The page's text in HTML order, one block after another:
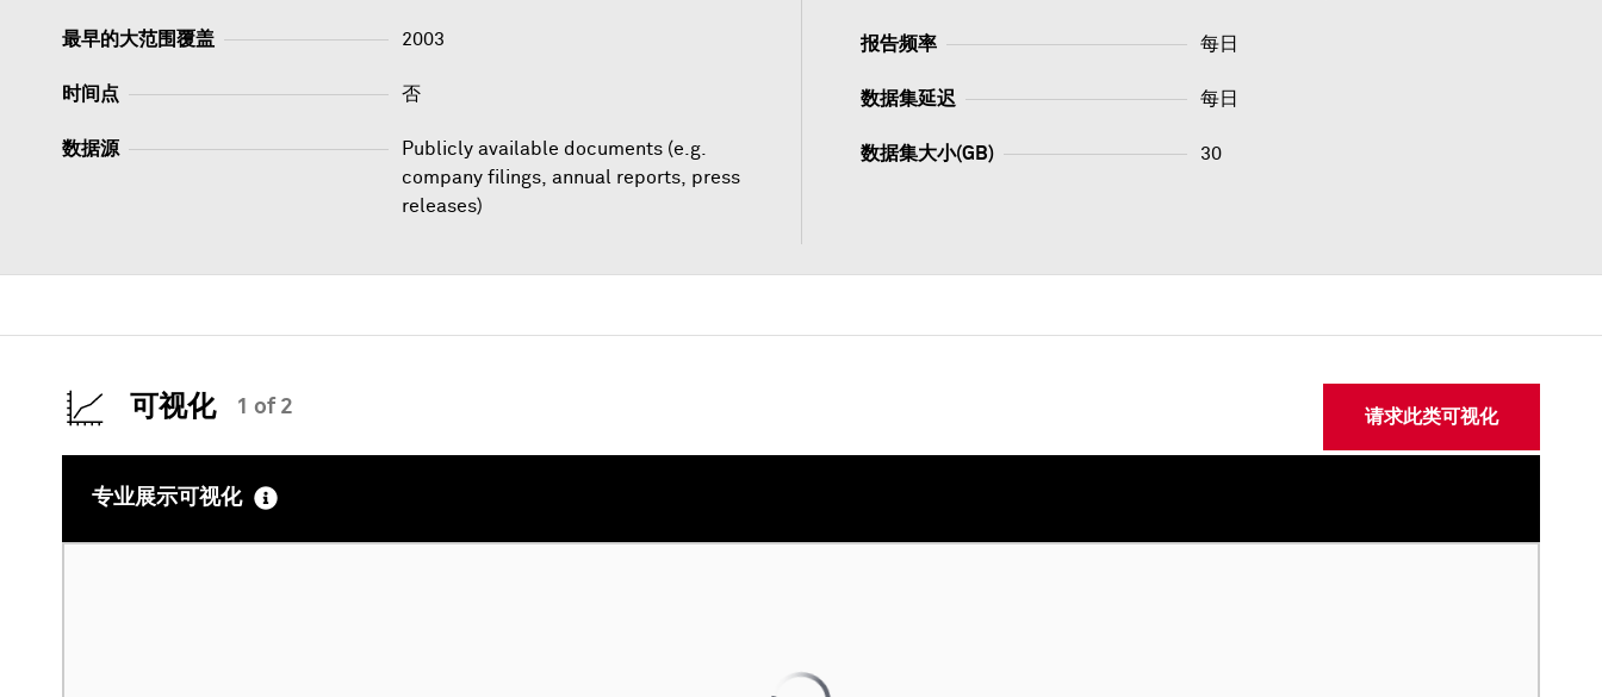
最早的大范围覆盖 2003
时间点 否
数据源
Publicly available documents (e.g.
company filings, annual reports, press
releases)
报告频率 每日
数据集延迟 每日
数据集大小(GB) 30
请求此类可视化
可视化 1 of 2
专业展示可视化